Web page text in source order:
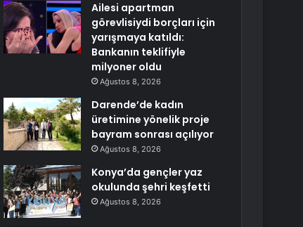
Ailesi apartman
görevlisiydi borçları için
yarışmaya katıldı:
Bankanın teklifiyle
milyoner oldu
Ağustos 8, 2026
Darende’de kadın
üretimine yönelik proje
bayram sonrası açılıyor
Ağustos 8, 2026
Konya’da gençler yaz
okulunda şehri keşfetti
Ağustos 8, 2026